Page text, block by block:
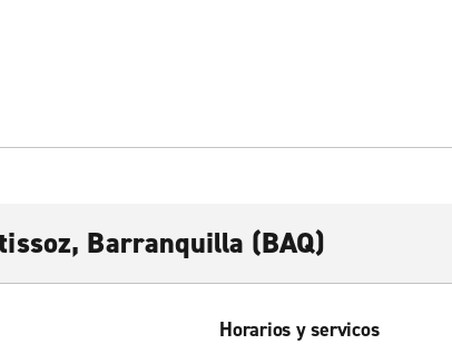
Barranquilla (BAQ)
Horarios y servicos